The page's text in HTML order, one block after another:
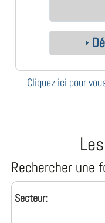
Cliquez ici pour
Rechercher une
Secteur: